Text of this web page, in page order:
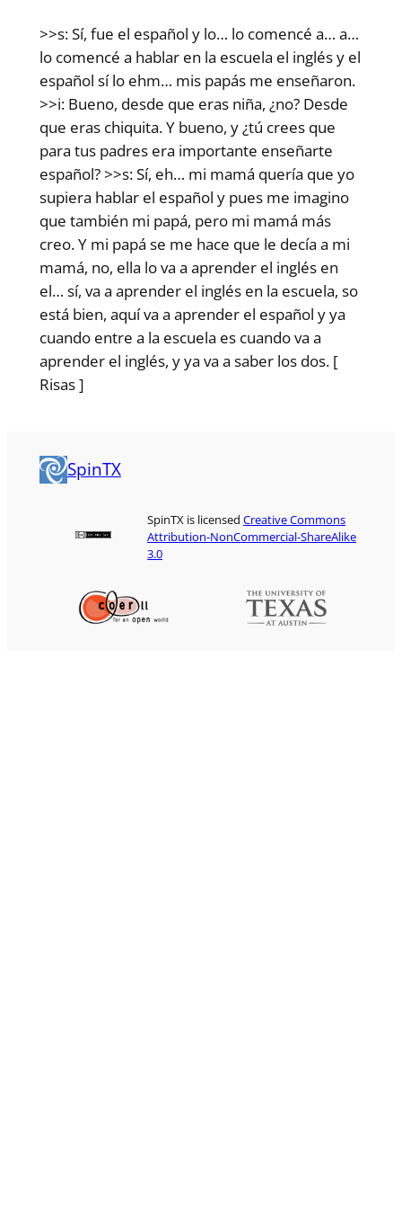
>>s: Sí, fue el español y lo… lo comencé a… a…
lo comencé a hablar en la escuela el inglés y el
español sí lo ehm… mis papás me enseñaron.
>>i: Bueno, desde que eras niña, ¿no? Desde
que eras chiquita. Y bueno, y ¿tú crees que
para tus padres era importante enseñarte
español? >>s: Sí, eh… mi mamá quería que yo
supiera hablar el español y pues me imagino
que también mi papá, pero mi mamá más
creo. Y mi papá se me hace que le decía a mi
mamá, no, ella lo va a aprender el inglés en
el… sí, va a aprender el inglés en la escuela, so
está bien, aquí va a aprender el español y ya
cuando entre a la escuela es cuando va a
aprender el inglés, y ya va a saber los dos. [
Risas ]
SpinTX
SpinTX is licensedCreative Commons
Attribution-NonCommercial-ShareAlike
3.0